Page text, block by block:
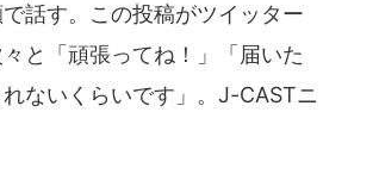
話す。この投稿がツイッター
と「頑張ってね！」「届いた
ないくらいです」。J-CASTニ